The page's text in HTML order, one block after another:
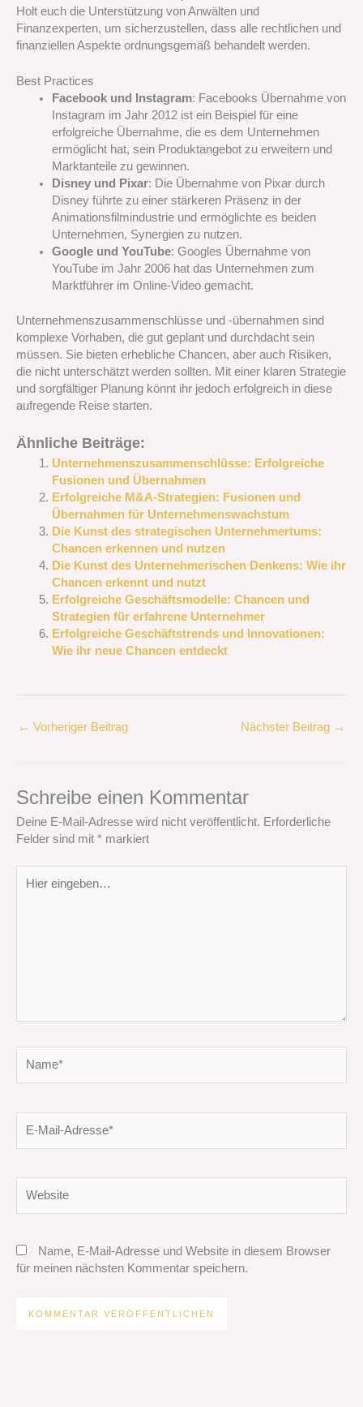
Holt euch die Unterstützung von Anwälten und
Finanzexperten, um sicherzustellen, dass alle rechtlichen und
finanziellen Aspekte ordnungsgemäß behandelt werden.
Best Practices
Facebook und Instagram: Facebooks Übernahme von
Instagram im Jahr 2012 ist ein Beispiel für eine
erfolgreiche Übernahme, die es dem Unternehmen
ermöglicht hat, sein Produktangebot zu erweitern und
Marktanteile zu gewinnen.
Disney und Pixar: Die Übernahme von Pixar durch
Disney führte zu einer stärkeren Präsenz in der
Animationsfilmindustrie und ermöglichte es beiden
Unternehmen, Synergien zu nutzen.
Google und YouTube: Googles Übernahme von
YouTube im Jahr 2006 hat das Unternehmen zum
Marktführer im Online-Video gemacht.
Unternehmenszusammenschlüsse und -übernahmen sind
komplexe Vorhaben, die gut geplant und durchdacht sein
müssen. Sie bieten erhebliche Chancen, aber auch Risiken,
die nicht unterschätzt werden sollten. Mit einer klaren Strategie
und sorgfältiger Planung könnt ihr jedoch erfolgreich in diese
aufregende Reise starten.
Ähnliche Beiträge:
Unternehmenszusammenschlüsse: Erfolgreiche
Fusionen und Übernahmen
Erfolgreiche M&A-Strategien: Fusionen und
Übernahmen für Unternehmenswachstum
Die Kunst des strategischen Unternehmertums:
Chancen erkennen und nutzen
Die Kunst des Unternehmerischen Denkens: Wie ihr
Chancen erkennt und nutzt
Erfolgreiche Geschäftsmodelle: Chancen und
Strategien für erfahrene Unternehmer
Erfolgreiche Geschäftstrends und Innovationen:
Wie ihr neue Chancen entdeckt
← Vorheriger Beitrag Nächster Beitrag →
Schreibe einen Kommentar
Deine E-Mail-Adresse wird nicht veröffentlicht. Erforderliche
Felder sind mit * markiert
eingeben…
Mail-
Name, E-Mail-Adresse und Website in diesem Browser
für meinen nächsten Kommentar speichern.